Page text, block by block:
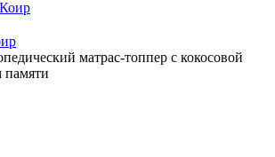
матрас-топпер с кокосовой
памяти